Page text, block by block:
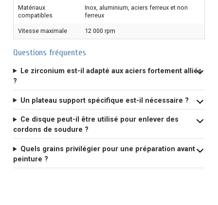
Matériaux
compatibles
Inox, aluminium, aciers ferreux et non
ferreux
Vitesse maximale 12 000 rpm
Questions fréquentes
Le zirconium est-il adapté aux aciers fortement alliés
?
Un plateau support spécifique est-il nécessaire ?
Ce disque peut-il être utilisé pour enlever des
cordons de soudure ?
Quels grains privilégier pour une préparation avant
peinture ?